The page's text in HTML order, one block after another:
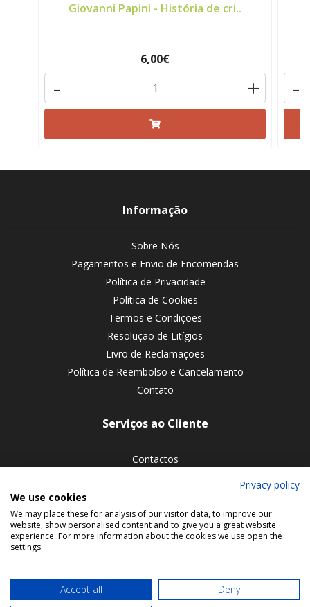
Giovanni Papini - História de cri..
6,00€
+
- -
Informação
Sobre Nós
Pagamentos e Envio de Encomendas
Política de Privacidade
Política de Cookies
Termos e Condições
Resolução de Litígios
Livro de Reclamações
Política de Reembolso e Cancelamento
Contato
Serviços ao Cliente
Contactos
Siga-nos nas redes sociais
Privacy policy
We use cookies
We may place these for analysis of our visitor data, to improve our
website, show personalised content and to give you a great website
experience. For more information about the cookies we use open the
settings.
Accept all Deny